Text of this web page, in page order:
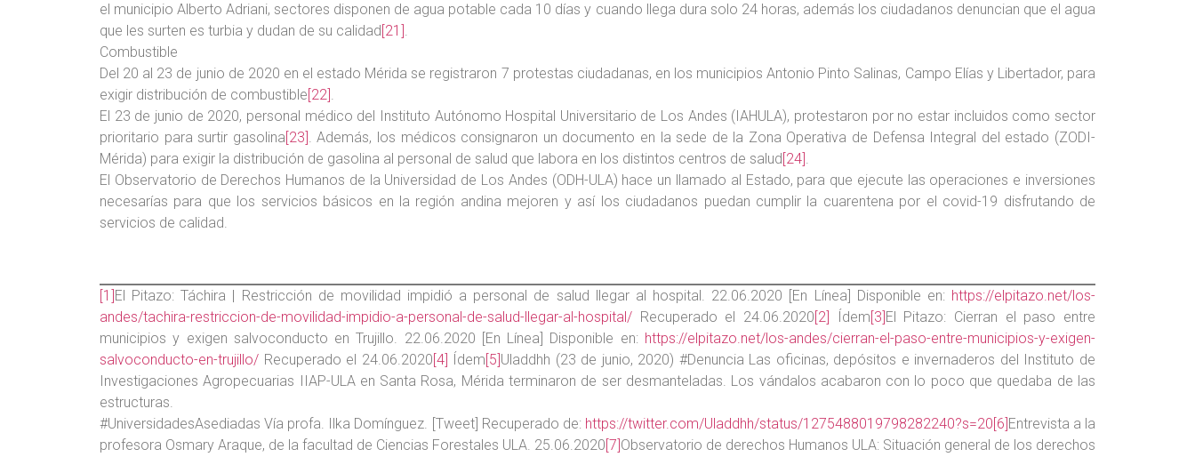
el municipio Alberto Adriani, sectores disponen de agua potable cada 10 días y cuando llega dura solo 24 horas, además los ciudadanos denuncian que el agua
que les surten es turbia y dudan de su calidad [21] .
Combustible
Del 20 al 23 de junio de 2020 en el estado Mérida se registraron 7 protestas ciudadanas, en los municipios Antonio Pinto Salinas, Campo Elías y Libertador, para
exigir distribución de combustible [22] .
El 23 de junio de 2020, personal médico del Instituto Autónomo Hospital Universitario de Los Andes (IAHULA), protestaron por no estar incluidos como sector
prioritario para surtir gasolina [23] . Además, los médicos consignaron un documento en la sede de la Zona Operativa de Defensa Integral del estado (ZODI-
Mérida) para exigir la distribución de gasolina al personal de salud que labora en los distintos centros de salud [24] .
El Observatorio de Derechos Humanos de la Universidad de Los Andes (ODH-ULA) hace un llamado al Estado, para que ejecute las operaciones e inversiones
necesarías para que los servicios básicos en la región andina mejoren y así los ciudadanos puedan cumplir la cuarentena por el covid-19 disfrutando de
servicios de calidad.
[1] El Pitazo: Táchira | Restricción de movilidad impidió a personal de salud llegar al hospital. 22.06.2020 [En Línea] Disponible en: https://elpitazo.net/los-
andes/tachira-restriccion-de-movilidad-impidio-a-personal-de-salud-llegar-al-hospital/ Recuperado el 24.06.2020 [2] Ídem [3] El Pitazo: Cierran el paso entre
municipios y exigen salvoconducto en Trujillo. 22.06.2020 [En Línea] Disponible en: https://elpitazo.net/los-andes/cierran-el-paso-entre-municipios-y-exigen-
salvoconducto-en-trujillo/ Recuperado el 24.06.2020 [4] Ídem [5] Uladdhh (23 de junio, 2020) #Denuncia Las oficinas, depósitos e invernaderos del Instituto de
Investigaciones Agropecuarias IIAP-ULA en Santa Rosa, Mérida terminaron de ser desmanteladas. Los vándalos acabaron con lo poco que quedaba de las
estructuras.
#UniversidadesAsediadas Vía profa. Ilka Domínguez. [Tweet] Recuperado de: https://twitter.com/Uladdhh/status/1275488019798282240?s=20 [6] Entrevista a la
profesora Osmary Araque, de la facultad de Ciencias Forestales ULA. 25.06.2020 [7] Observatorio de derechos Humanos ULA: Situación general de los derechos